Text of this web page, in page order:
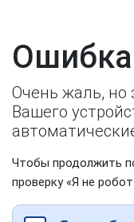
Ошибка
Очень жаль, но
Вашего
Чтобы продолжить
проверку «Я не